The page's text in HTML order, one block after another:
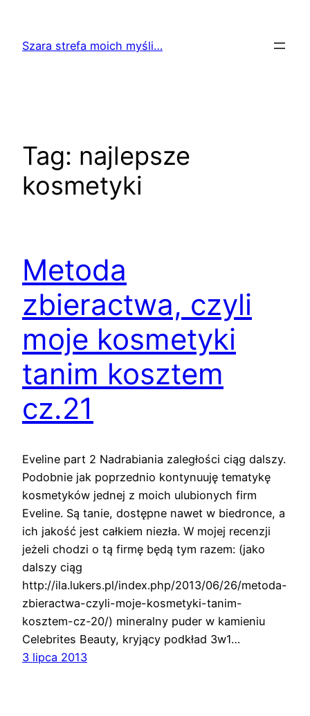
treściSzara strefa moich myśli…
Tag: najlepsze
kosmetyki
Metoda
zbieractwa, czyli
moje kosmetyki
tanim kosztem
cz.21
Eveline part 2 Nadrabiania zaległości ciąg dalszy.
Podobnie jak poprzednio kontynuuję tematykę
kosmetyków jednej z moich ulubionych firm
Eveline. Są tanie, dostępne nawet w biedronce, a
ich jakość jest całkiem niezła. W mojej recenzji
jeżeli chodzi o tą firmę będą tym razem: (jako
dalszy ciąg
http://ila.lukers.pl/index.php/2013/06/26/metoda-
zbieractwa-czyli-moje-kosmetyki-tanim-
kosztem-cz-20/) mineralny puder w kamieniu
Celebrites Beauty, kryjący podkład 3w1…
3 lipca 2013